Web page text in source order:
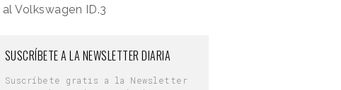
Volkswagen ID.3
SUSCRÍBETE A LA NEWSLETTER DIARIA
Suscríbete gratis a la Newsletter